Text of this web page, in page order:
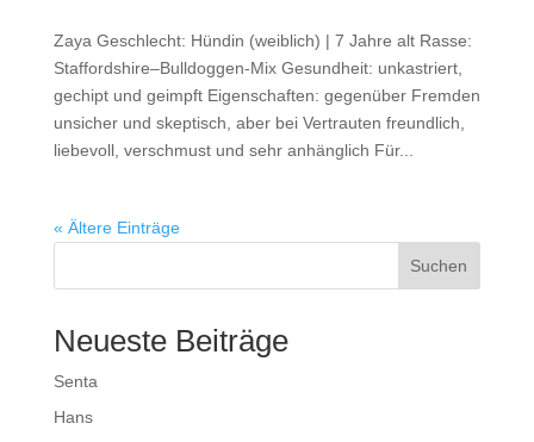
Zaya Geschlecht: Hündin (weiblich) | 7 Jahre alt Rasse:
Staffordshire–Bulldoggen-Mix Gesundheit: unkastriert,
gechipt und geimpft Eigenschaften: gegenüber Fremden
unsicher und skeptisch, aber bei Vertrauten freundlich,
liebevoll, verschmust und sehr anhänglich Für...
« Ältere Einträge
Suchen
Neueste Beiträge
Senta
Hans